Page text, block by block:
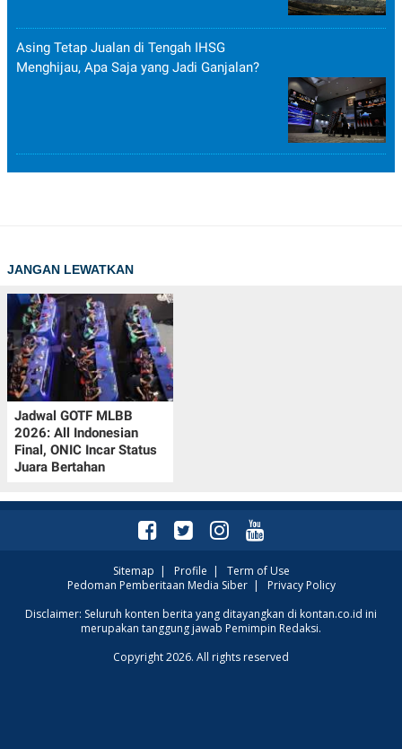
Asing Tetap Jualan di Tengah IHSG
Menghijau, Apa Saja yang Jadi Ganjalan?
JANGAN LEWATKAN
Jadwal GOTF MLBB
2026: All Indonesian
Final, ONIC Incar Status
Juara Bertahan
Sitemap | Profile | Term of Use
Pedoman Pemberitaan Media Siber| Privacy Policy
Disclaimer: Seluruh konten berita yang ditayangkan di kontan.co.id ini
merupakan tanggung jawab Pemimpin Redaksi.
Copyright 2026. All rights reserved